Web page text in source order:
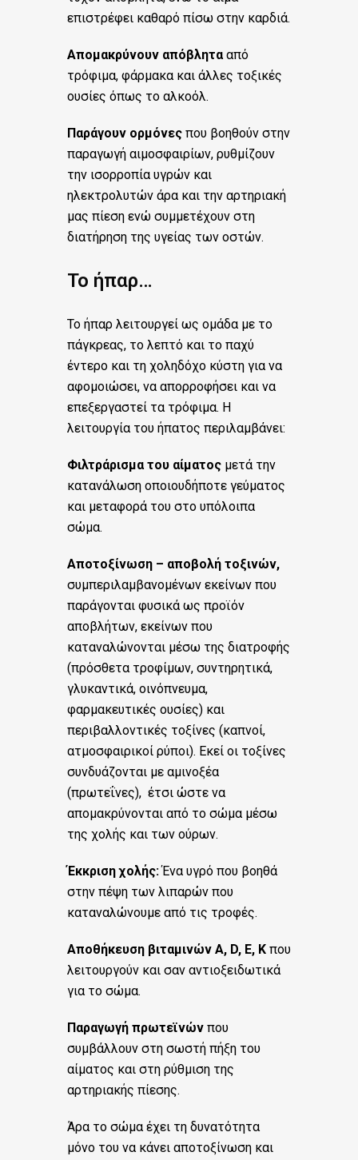
επιστρέφει καθαρό πίσω στην καρδιά.
Απομακρύνουν απόβλητααπό
τρόφιμα, φάρμακα και άλλες τοξικές
ουσίες όπως το αλκοόλ.
Παράγουν ορμόνες που βοηθούν στην
παραγωγή αιμοσφαιρίων, ρυθμίζουν
την ισορροπία υγρών και
ηλεκτρολυτών άρα και την αρτηριακή
μας πίεση ενώ συμμετέχουν στη
διατήρηση της υγείας των οστών.
Το ήπαρ…
Το ήπαρ λειτουργεί ως ομάδα με το
πάγκρεας, το λεπτό και το παχύ
έντερο και τη χοληδόχο κύστη για να
αφομοιώσει, να απορροφήσει και να
επεξεργαστεί τα τρόφιμα. Η
λειτουργία του ήπατος περιλαμβάνει:
Φιλτράρισμα του αίματος μετά την
κατανάλωση οποιουδήποτε γεύματος
και μεταφορά του στο υπόλοιπα
σώμα.
Αποτοξίνωση – αποβολή τοξινών,
συμπεριλαμβανομένων εκείνων που
παράγονται φυσικά ως προϊόν
αποβλήτων, εκείνων που
καταναλώνονται μέσω της διατροφής
(πρόσθετα τροφίμων, συντηρητικά,
γλυκαντικά, οινόπνευμα,
φαρμακευτικές ουσίες) και
περιβαλλοντικές τοξίνες (καπνοί,
ατμοσφαιρικοί ρύποι). Εκεί οι τοξίνες
συνδυάζονται με αμινοξέα
(πρωτεΐνες), έτσι ώστε να
απομακρύνονται από το σώμα μέσω
της χολής και των ούρων.
Έκκριση χολής:Ένα υγρό που βοηθά
στην πέψη των λιπαρών που
καταναλώνουμε από τις τροφές.
Αποθήκευση βιταμινών A, D, E, K που
λειτουργούν και σαν αντιοξειδωτικά
για το σώμα.
Παραγωγή πρωτεϊνών που
συμβάλλουν στη σωστή πήξη του
αίματος και στη ρύθμιση της
αρτηριακής πίεσης.
Άρα το σώμα έχει τη δυνατότητα
μόνο του να κάνει αποτοξίνωση και